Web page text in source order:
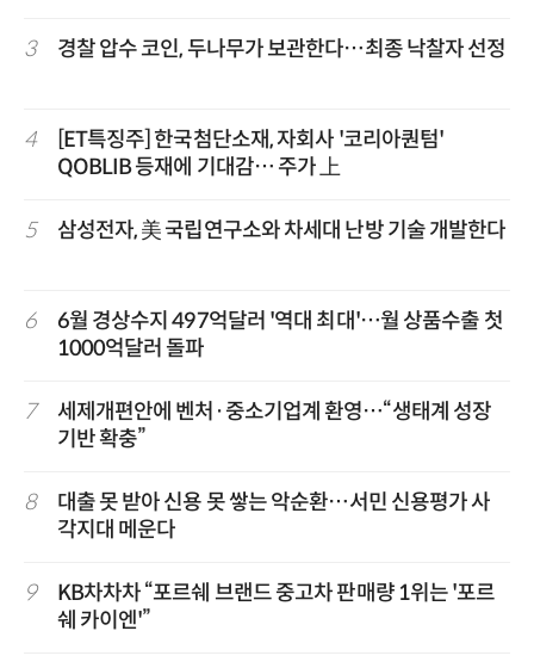
3 경찰 압수 코인, 두나무가 보관한다…최종 낙찰자 선정
4
[ET특징주] 한국첨단소재, 자회사 '코리아퀀텀'
QOBLIB 등재에 기대감… 주가 上
5 삼성전자, 美 국립연구소와 차세대 난방 기술 개발한다
6
6월 경상수지 497억달러 '역대 최대'…월 상품수출 첫
1000억달러 돌파
7
세제개편안에 벤처·중소기업계 환영…“생태계 성장
기반 확충”
8
대출 못 받아 신용 못 쌓는 악순환…서민 신용평가 사
각지대 메운다
9
KB차차차 “포르쉐 브랜드 중고차 판매량 1위는 '포르
쉐 카이엔'”